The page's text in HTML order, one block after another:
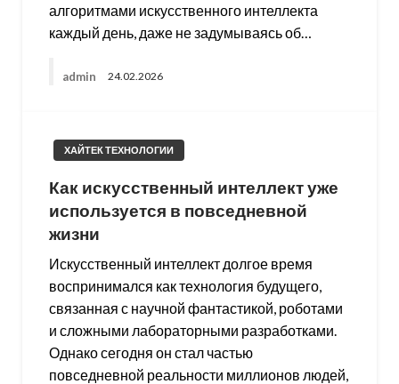
алгоритмами искусственного интеллекта
каждый день, даже не задумываясь об…
admin 24.02.2026
ХАЙТЕК ТЕХНОЛОГИИ
Как искусственный интеллект уже
используется в повседневной
жизни
Искусственный интеллект долгое время
воспринимался как технология будущего,
связанная с научной фантастикой, роботами
и сложными лабораторными разработками.
Однако сегодня он стал частью
повседневной реальности миллионов людей,